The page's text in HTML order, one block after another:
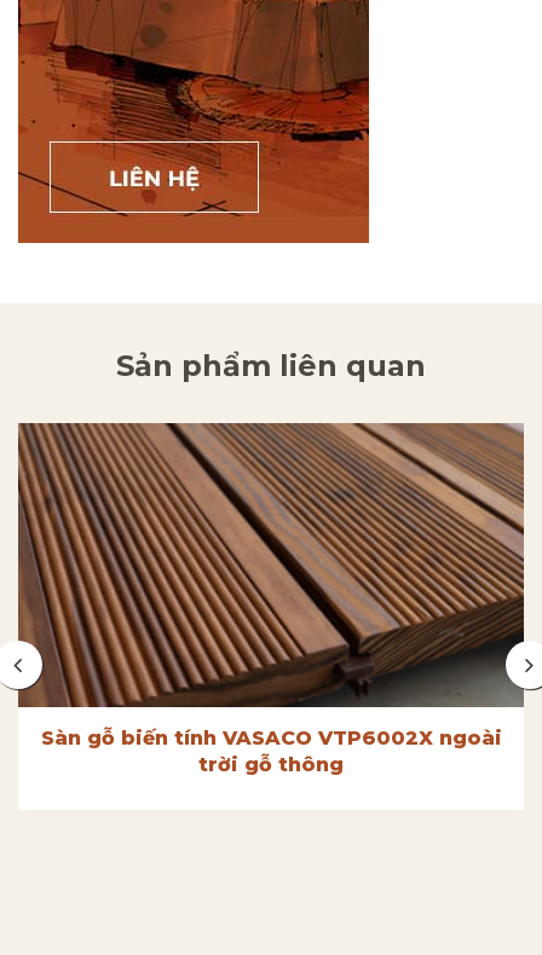
Sản phẩm liên quan
Sàn gỗ biến tính VASACO VTP6002X ngoài
trời gỗ thông